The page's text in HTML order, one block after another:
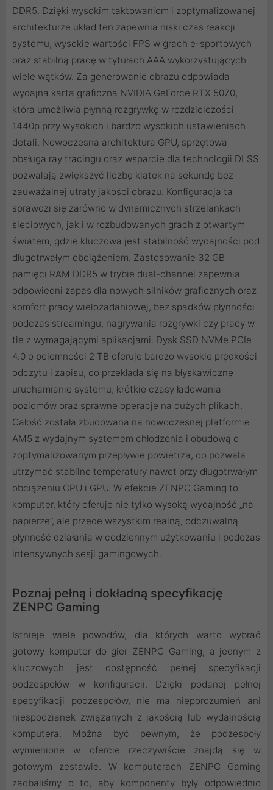
DDR5. Dzięki wysokim taktowaniom i zoptymalizowanej
architekturze układ ten zapewnia niski czas reakcji
systemu, wysokie wartości FPS w grach e-sportowych
oraz stabilną pracę w tytułach AAA wykorzystujących
wiele wątków. Za generowanie obrazu odpowiada
wydajna karta graficzna NVIDIA GeForce RTX 5070,
która umożliwia płynną rozgrywkę w rozdzielczości
1440p przy wysokich i bardzo wysokich ustawieniach
detali. Nowoczesna architektura GPU, sprzętowa
obsługa ray tracingu oraz wsparcie dla technologii DLSS
pozwalają zwiększyć liczbę klatek na sekundę bez
zauważalnej utraty jakości obrazu. Konfiguracja ta
sprawdzi się zarówno w dynamicznych strzelankach
sieciowych, jak i w rozbudowanych grach z otwartym
światem, gdzie kluczowa jest stabilność wydajności pod
długotrwałym obciążeniem. Zastosowanie 32 GB
pamięci RAM DDR5 w trybie dual-channel zapewnia
odpowiedni zapas dla nowych silników graficznych oraz
komfort pracy wielozadaniowej, bez spadków płynności
podczas streamingu, nagrywania rozgrywki czy pracy w
tle z wymagającymi aplikacjami. Dysk SSD NVMe PCIe
4.0 o pojemności 2 TB oferuje bardzo wysokie prędkości
odczytu i zapisu, co przekłada się na błyskawiczne
uruchamianie systemu, krótkie czasy ładowania
poziomów oraz sprawne operacje na dużych plikach.
Całość została zbudowana na nowoczesnej platformie
AM5 z wydajnym systemem chłodzenia i obudową o
zoptymalizowanym przepływie powietrza, co pozwala
utrzymać stabilne temperatury nawet przy długotrwałym
obciążeniu CPU i GPU. W efekcie ZENPC Gaming to
komputer, który oferuje nie tylko wysoką wydajność „na
papierze”, ale przede wszystkim realną, odczuwalną
płynność działania w codziennym użytkowaniu i podczas
intensywnych sesji gamingowych.
Poznaj pełną i dokładną specyfikację
ZENPC Gaming
Istnieje wiele powodów, dla których warto wybrać
gotowy komputer do gier ZENPC Gaming, a jednym z
kluczowych jest dostępność pełnej specyfikacji
podzespołów w konfiguracji. Dzięki podanej pełnej
specyfikacji podzespołów, nie ma nieporozumień ani
niespodzianek związanych z jakością lub wydajnością
komputera. Można być pewnym, że podzespoły
wymienione w ofercie rzeczywiście znajdą się w
gotowym zestawie. W komputerach ZENPC Gaming
zadbaliśmy o to, aby komponenty były odpowiednio